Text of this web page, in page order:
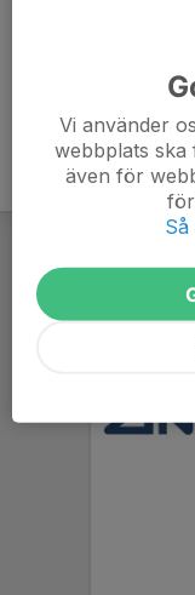
Vi använder
webbplats ska
även för